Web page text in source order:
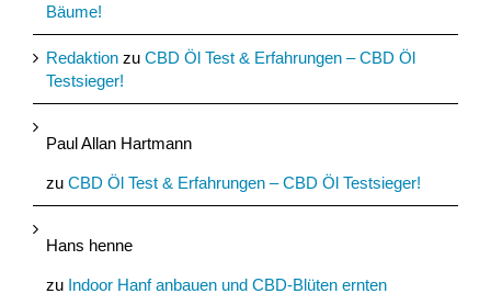
Bäume!
Redaktion zu CBD Öl Test & Erfahrungen – CBD Öl
Testsieger!
Paul Allan Hartmann
zu CBD Öl Test & Erfahrungen – CBD Öl Testsieger!
Hans henne
zu Indoor Hanf anbauen und CBD-Blüten ernten